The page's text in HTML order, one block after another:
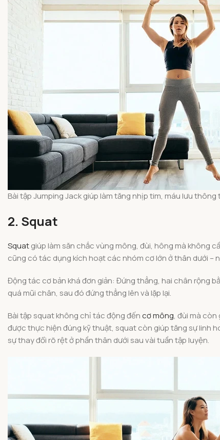
Bài tập Jumping Jack giúp làm tăng nhịp tim, máu lưu thông
2. Squat
Squatgiúp làm săn chắc vùng mông, đùi, hông mà không
cũng có tác dụng kích hoạt các nhóm cơ lớn ở thân dưới –
Động tác cơ bản khá đơn giản: Đứng thẳng, hai chân rộng
quá mũi chân, sau đó đứng thẳng lên và lặp lại.
Bài tập squat không chỉ tác động đếncơ mông, đùi mà còn
được thực hiện đúng kỹ thuật, squat còn giúp tăng sự linh
sự thay đổi rõ rệt ở phần thân dưới sau vài tuần tập luyện.